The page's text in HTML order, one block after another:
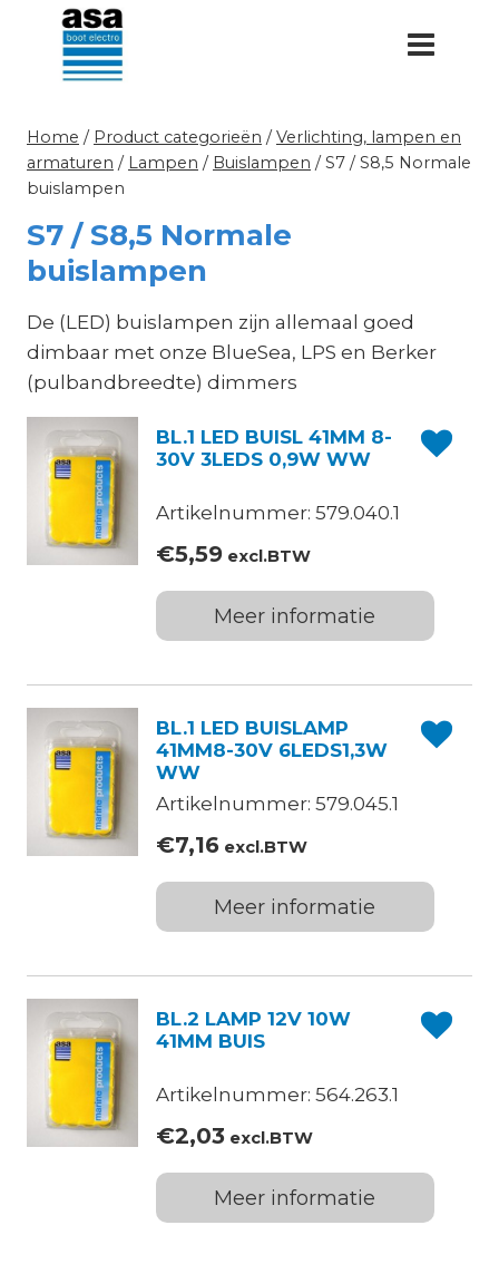
Doorgaan
inhoud
Home / Product categorieën / Verlichting, lampen en
armaturen / Lampen / Buislampen / S7 / S8,5 Normale
buislampen
S7 / S8,5 Normale
buislampen
De (LED) buislampen zijn allemaal goed
dimbaar met onze BlueSea, LPS en Berker
(pulbandbreedte) dimmers
BL.1 LED BUISL 41MM 8-
30V 3LEDS 0,9W WW
Artikelnummer: 579.040.1
€5,59excl.BTW
Meer informatie
BL.1 LED BUISLAMP
41MM8-30V 6LEDS1,3W
WW
Artikelnummer: 579.045.1
€7,16excl.BTW
Meer informatie
BL.2 LAMP 12V 10W
41MM BUIS
Artikelnummer: 564.263.1
€2,03excl.BTW
Meer informatie